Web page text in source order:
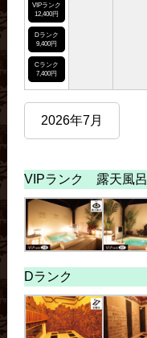
VIPランク
12,400円
Dランク
9,400円
Cランク
7,400円
2026年7月
VIPランク 露天風呂
Dランク